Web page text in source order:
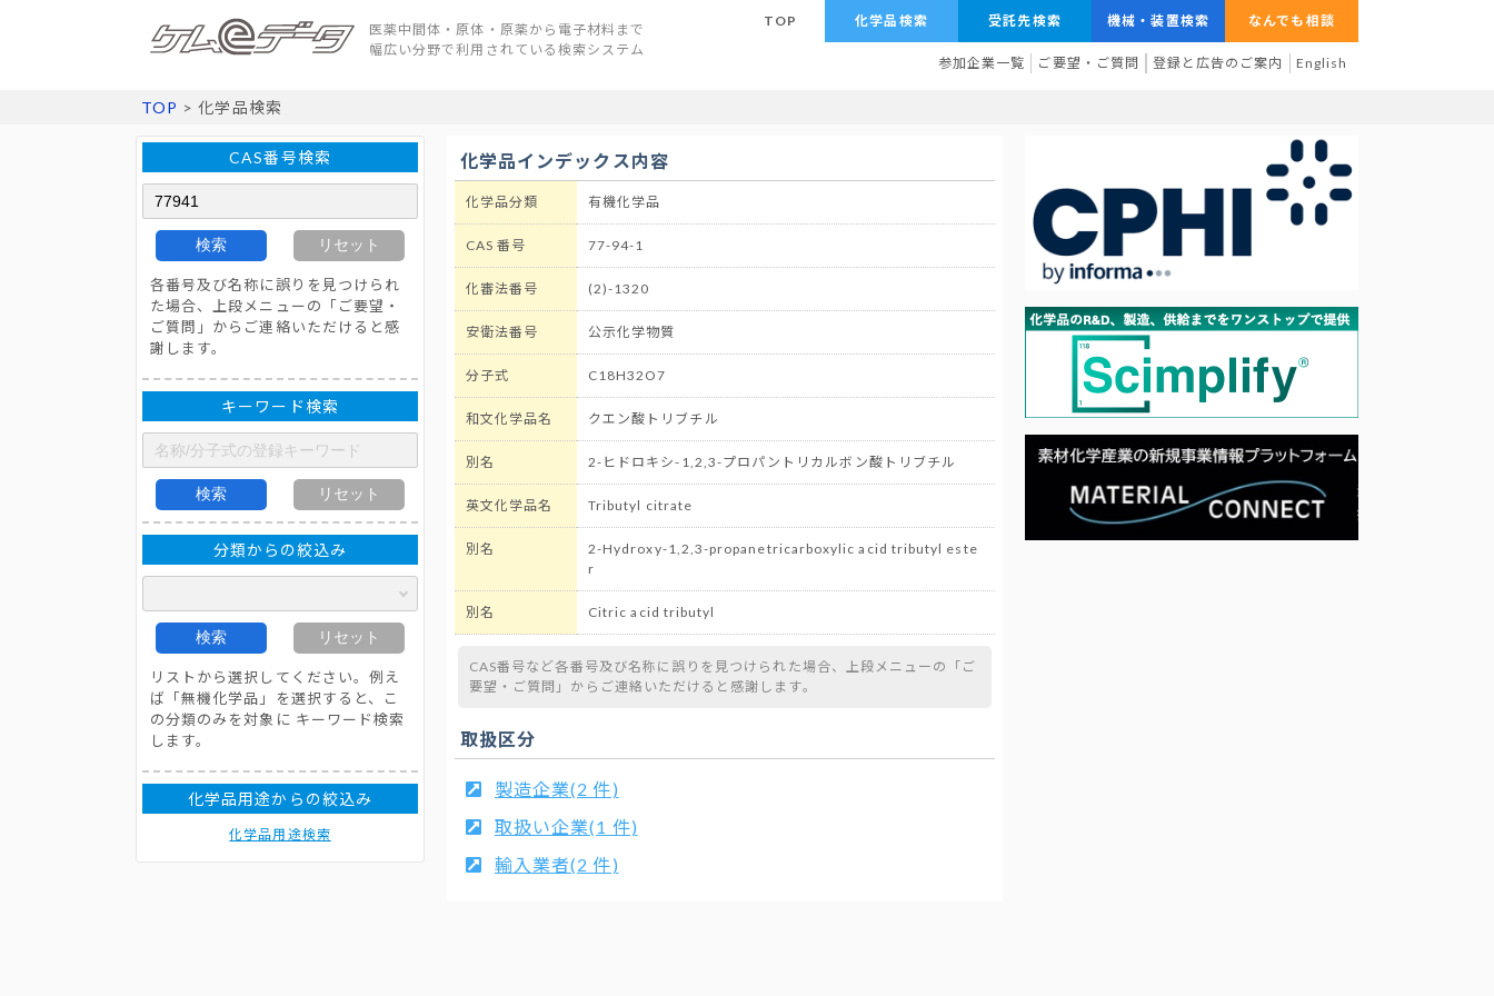
医薬中間体・原体・原薬から電子材料まで
幅広い分野で利用されている検索システム
TOP 化学品検索 受託先検索 機械・装置検索 なんでも相談
参加企業一覧 ご要望・ご質問 登録と広告のご案内 English
TOP > 化学品検索
CAS番号検索
検索 リセット
各番号及び名称に誤りを見つけられ
た場合、上段メニューの「ご要望・
ご質問」からご連絡いただけると感
謝します。
キーワード検索
検索 リセット
分類からの絞込み
検索 リセット
リストから選択してください。例え
ば「無機化学品」を選択すると、こ
の分類のみを対象に キーワード検索
します。
化学品用途からの絞込み
化学品用途検索
化学品インデックス内容
化学品分類 有機化学品
CAS 番号 77-94-1
化審法番号 (2)-1320
安衛法番号 公示化学物質
分子式 C18H32O7
和文化学品名 クエン酸トリブチル
別名 2-ヒドロキシ-1,2,3-プロパントリカルボン酸トリブチル
英文化学品名 Tributyl citrate
別名
2-Hydroxy-1,2,3-propanetricarboxylic acid tributyl este
r
別名 Citric acid tributyl
CAS番号など各番号及び名称に誤りを見つけられた場合、上段メニューの「ご
要望・ご質問」からご連絡いただけると感謝します。
取扱区分
製造企業(2 件)
取扱い企業(1 件)
輸入業者(2 件)